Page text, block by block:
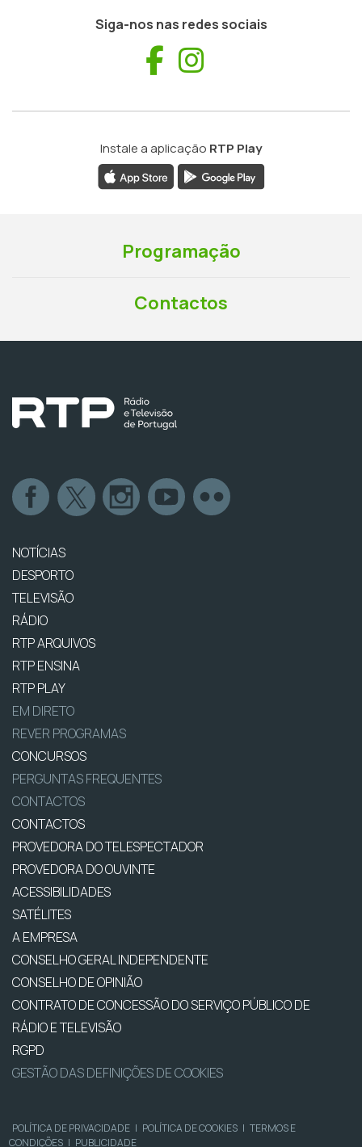
Siga-nos nas redes sociais
Facebook
Instale a aplicação RTP Play
Programação
Contactos
NOTÍCIAS
DESPORTO
TELEVISÃO
RÁDIO
RTP ARQUIVOS
RTP ENSINA
RTP PLAY
EM DIRETO
REVER PROGRAMAS
CONCURSOS
PERGUNTAS FREQUENTES
CONTACTOS
CONTACTOS
PROVEDORA DO TELESPECTADOR
PROVEDORA DO OUVINTE
ACESSIBILIDADES
SATÉLITES
A EMPRESA
CONSELHO GERAL INDEPENDENTE
CONSELHO DE OPINIÃO
CONTRATO DE CONCESSÃO DO SERVIÇO PÚBLICO DE
RÁDIO E TELEVISÃO
RGPD
GESTÃO DAS DEFINIÇÕES DE COOKIES
POLÍTICA DE PRIVACIDADE | POLÍTICA DE COOKIES | TERMOS E
CONDIÇÕES | PUBLICIDADE